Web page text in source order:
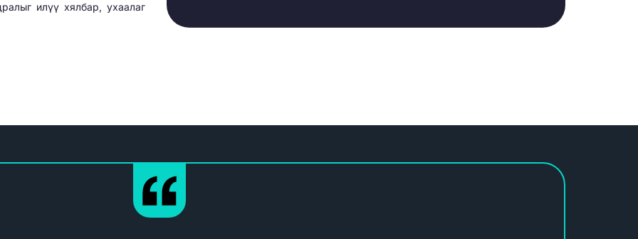
илүү хялбар, ухаалаг